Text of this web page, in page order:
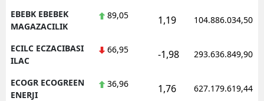
EBEBK EBEBEK
MAGAZACILIK
89,05 1,19 104.886.034,50
ECILC ECZACIBASI
ILAC
66,95 -1,98 293.636.849,90
ECOGR ECOGREEN
ENERJI
36,96 1,76 627.179.619,44